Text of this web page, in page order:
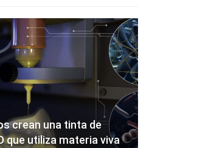
crean una tinta de
que utiliza materia viva